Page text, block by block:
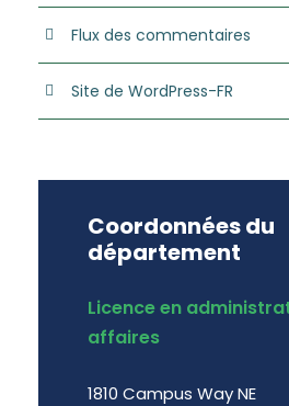
Flux des commentaires
Site de WordPress-FR
Coordonnées du
département
Licence en
affaires
1810 Campus Way NE